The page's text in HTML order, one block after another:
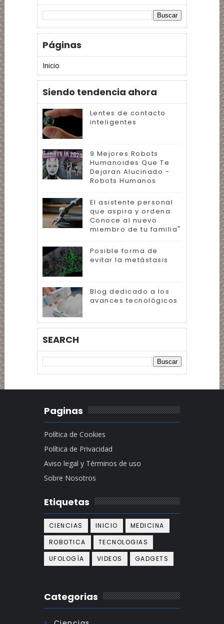
Páginas
Inicio
Siendo tendencia ahora
Lentes de contacto
inteligentes
9 Mejores Robots
Humanoides Que Te
Dejaran Alucinado -
Robots Humanos
El asistente personal
que aspira y ordena:
Conoce al nuevo
miembro de tu familia"
Posible forma de
evitar la metástasis
Blog dedicado a los
avances tecnológicos
SEARCH
Paginas
Política de Cookies
Política de Privacidad
Aviso legal y Términos de uso
Sobre Nosotros
Etiquetas
CIENCIAS INICIO
MEDICINA
ROBOTICA
TECNOLOGIAS
UFOLOGÍA
VIDEOS GADGETS
Categorias